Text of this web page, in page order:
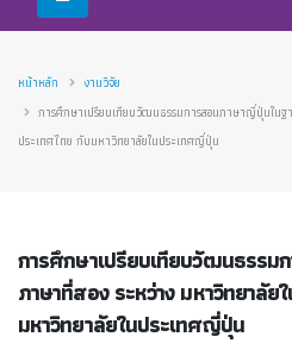
หน้าหลัก
งานวิจัย
การศึกษาเปรียบเทียบวัฒนธรรมการสอนภาษาญี่ปุ่นในฐ
ประเทศไทย กับมหาวิทยาลัยในประเทศญี่ปุ่น
การศึกษาเปรียบเทียบวัฒนธรรม
ภาษาที่สอง ระหว่าง มหาวิทยาลัย
มหาวิทยาลัยในประเทศญี่ปุ่น